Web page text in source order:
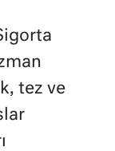
tez ve